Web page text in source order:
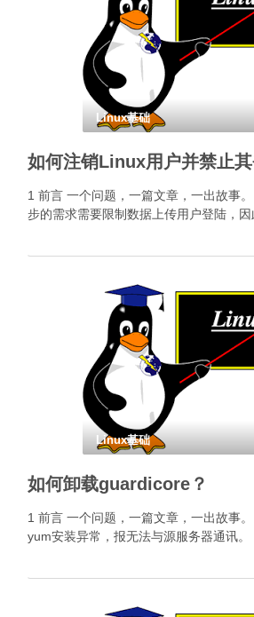
Linux基础
如何注销Linux用户并禁止其
1 前言 一个问题，一篇文章，一出故事
步的需求需要限制数据上传用户登陆，因
Linux基础
如何卸载guardicore？
1 前言 一个问题，一篇文章，一出故事
yum安装异常，报无法与源服务器通讯。